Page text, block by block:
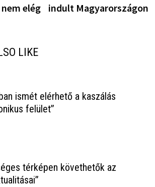
elég
indult Magyarországon
LIKE
ismét elérhető a kaszálás
felület”
térképen követhetők az